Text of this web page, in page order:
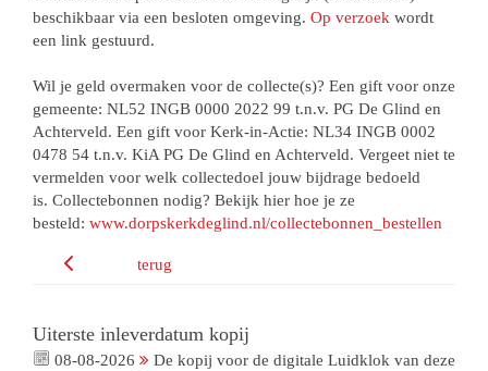
beschikbaar via een besloten omgeving. Op verzoek wordt
een link gestuurd.
Wil je geld overmaken voor de collecte(s)? Een gift voor onze
gemeente: NL52 INGB 0000 2022 99 t.n.v. PG De Glind en
Achterveld. Een gift voor Kerk-in-Actie: NL34 INGB 0002
0478 54 t.n.v. KiA PG De Glind en Achterveld. Vergeet niet te
vermelden voor welk collectedoel jouw bijdrage bedoeld
is. Collectebonnen nodig? Bekijk hier hoe je ze
besteld: www.dorpskerkdeglind.nl/collectebonnen_bestellen
terug
Uiterste inleverdatum kopij
08-08-2026
De kopij voor de digitale Luidklok van deze